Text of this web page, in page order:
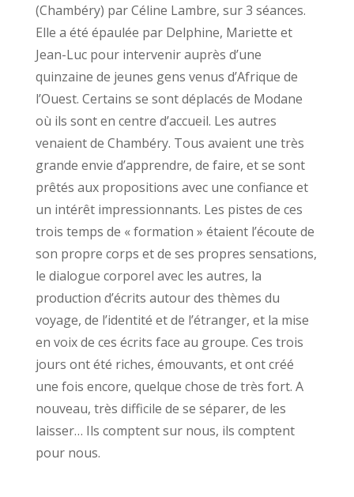
(Chambéry) par Céline Lambre, sur 3 séances.
Elle a été épaulée par Delphine, Mariette et
Jean-Luc pour intervenir auprès d’une
quinzaine de jeunes gens venus d’Afrique de
l’Ouest. Certains se sont déplacés de Modane
où ils sont en centre d’accueil. Les autres
venaient de Chambéry. Tous avaient une très
grande envie d’apprendre, de faire, et se sont
prêtés aux propositions avec une confiance et
un intérêt impressionnants. Les pistes de ces
trois temps de « formation » étaient l’écoute de
son propre corps et de ses propres sensations,
le dialogue corporel avec les autres, la
production d’écrits autour des thèmes du
voyage, de l’identité et de l’étranger, et la mise
en voix de ces écrits face au groupe. Ces trois
jours ont été riches, émouvants, et ont créé
une fois encore, quelque chose de très fort. A
nouveau, très difficile de se séparer, de les
laisser… Ils comptent sur nous, ils comptent
pour nous.